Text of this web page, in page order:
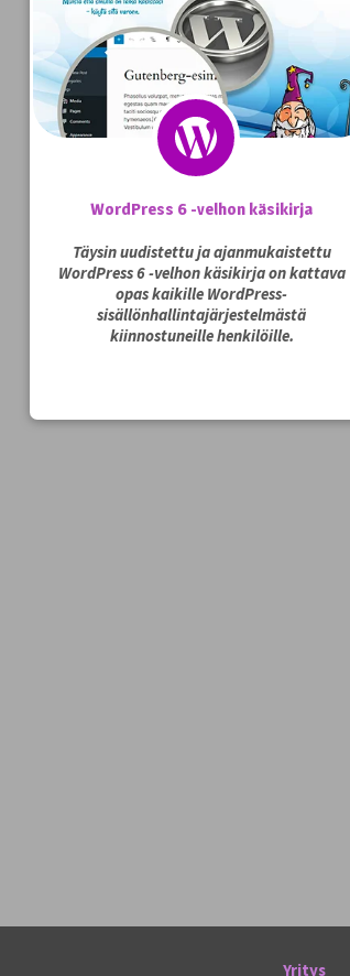
WordPress 6 -velhon käsikirja
Täysin uudistettu ja ajanmukaistettu
WordPress 6 -velhon käsikirja on kattava
opas kaikille WordPress-
sisällönhallintajärjestelmästä
kiinnostuneille henkilöille.
Yritys